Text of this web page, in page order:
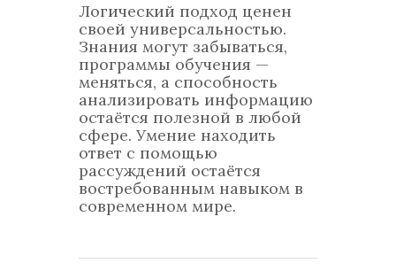
Логический подход ценен
своей универсальностью.
Знания могут забываться,
программы обучения —
меняться, а способность
анализировать информацию
остаётся полезной в любой
сфере. Умение находить
ответ с помощью
рассуждений остаётся
востребованным навыком в
современном мире.